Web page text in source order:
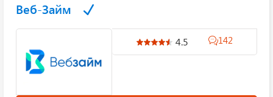
Веб-Займ
4.5 142